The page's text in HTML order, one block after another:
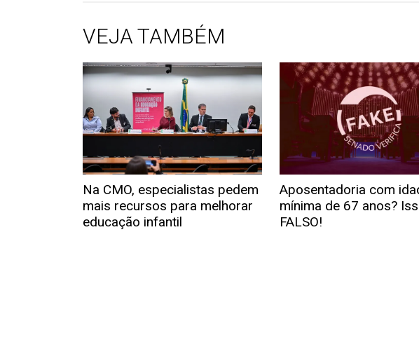
VEJA TAMBÉM
Na CMO, especialistas pedem
mais recursos para melhorar
educação infantil
Aposentadoria com
mínima de 67 anos?
FALSO!